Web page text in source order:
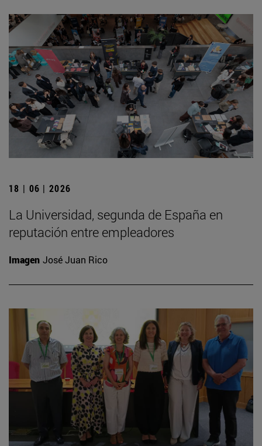
18 | 06 | 2026
La Universidad, segunda de España en
reputación entre empleadores
Imagen José Juan Rico